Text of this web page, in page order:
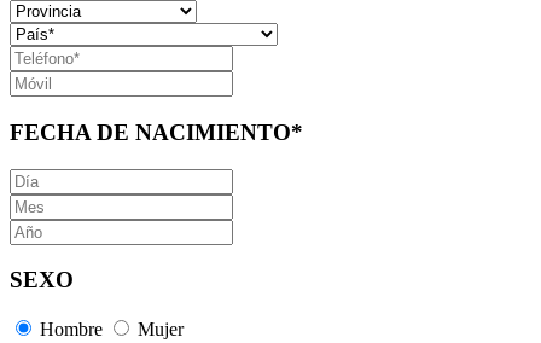
FECHA DE NACIMIENTO*
SEXO
Hombre Mujer